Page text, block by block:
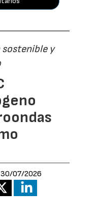
sostenible y
30/07/2026